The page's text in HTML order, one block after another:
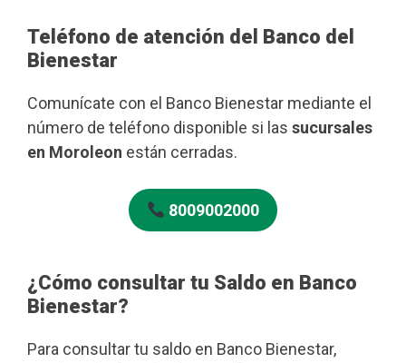
Teléfono de atención del Banco del
Bienestar
Comunícate con el Banco Bienestar mediante el
número de teléfono disponible si las sucursales
en Moroleon están cerradas.
8009002000
¿Cómo consultar tu Saldo en Banco
Bienestar?
Para consultar tu saldo en Banco Bienestar,